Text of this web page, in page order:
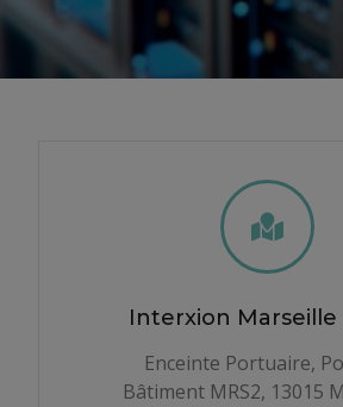
Interxion Marseille
Enceinte Portuaire,
Bâtiment MRS2, 13015